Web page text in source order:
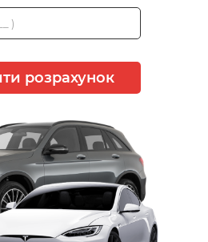
розрахунок